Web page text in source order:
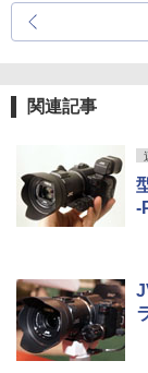
関連記事
-